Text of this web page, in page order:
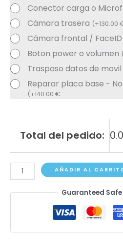
Conector carga o
Cámara trasera (+130.00
Cámara frontal /
Boton power o volumen (
Traspaso datos de
Reparar placa base -
(+140.00€
Total del pedido:
iPhone
15
Pro
AÑADIR AL
Guaranteed